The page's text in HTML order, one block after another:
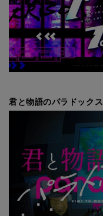
君と物語のパラドックス